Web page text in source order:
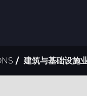
建筑与基础设施